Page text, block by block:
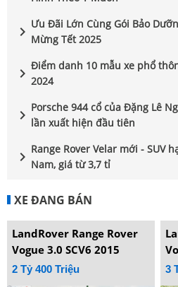
chevron_right Ưu Đãi Lớn Cùng Gói Bảo
Mừng Tết 2025
chevron_right Điểm danh 10 mẫu xe phổ
2024
chevron_right Porsche 944 cổ của Đặng Lê
lần xuất hiện đầu tiên
chevron_right Range Rover Velar mới - SUV
Nam, giá từ 3,7 tỉ
XE ĐANG BÁN
LandRover Range Rover
Vogue 3.0 SCV6 2015
2 Tỷ 400 Triệu 3